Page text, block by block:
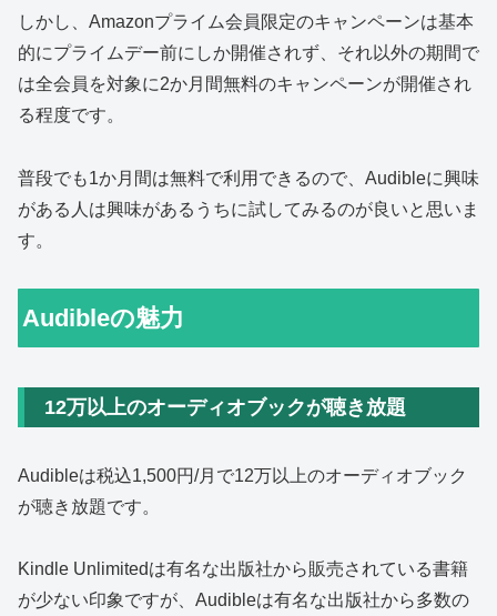
しかし、Amazonプライム会員限定のキャンペーンは基本
的にプライムデー前にしか開催されず、それ以外の期間で
は全会員を対象に2か月間無料のキャンペーンが開催され
る程度です。
普段でも1か月間は無料で利用できるので、Audibleに興味
がある人は興味があるうちに試してみるのが良いと思いま
す。
Audibleの魅力
12万以上のオーディオブックが聴き放題
Audibleは税込1,500円/月で12万以上のオーディオブック
が聴き放題です。
Kindle Unlimitedは有名な出版社から販売されている書籍
が少ない印象ですが、Audibleは有名な出版社から多数の